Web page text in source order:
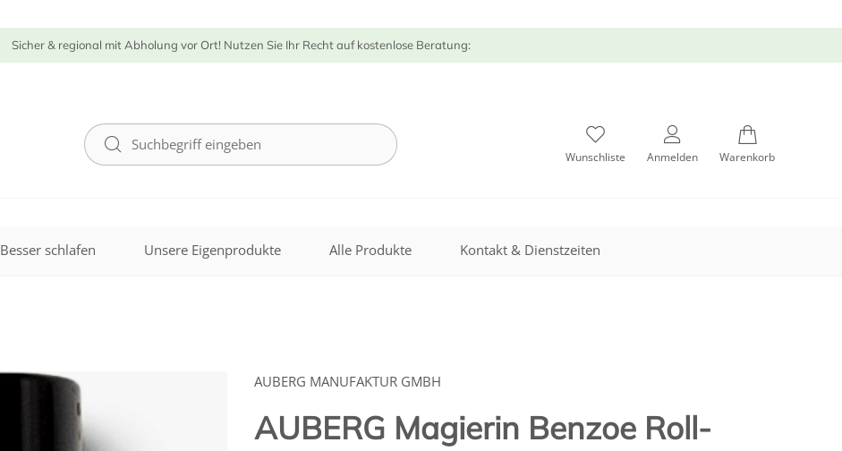
Sicher & regional mit Abholung vor Ort! Nutzen Sie Ihr Recht auf kostenlose Beratung:
Wunschliste Anmelden Warenkorb
Besser schlafen Unsere Eigenprodukte Alle Produkte Kontakt & Dienstzeiten
AUBERG MANUFAKTUR GMBH
AUBERG Magierin Benzoe Roll-